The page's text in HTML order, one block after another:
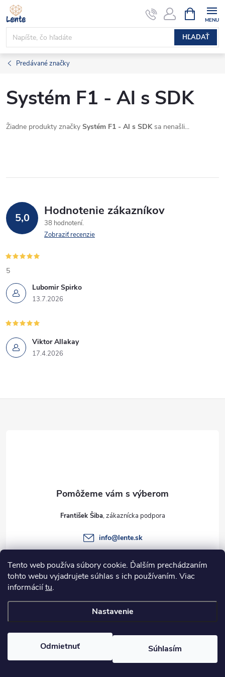
Tento web používa súbory cookie. Ďalším prechádzaním
tohto webu vyjadrujete súhlas s ich používaním. Viac
informáciítu.
Nastavenie
Odmietnuť Súhlasím
Prejsť
na
obsah
HĽADAŤ
KOŠÍK
Predávané značky
Systém F1 - Al s SDK
Žiadne produkty značky Systém F1 - Al s SDKsa nenašli...
5,0 Hodnotenie zákazníkov
38 hodnotení
Zobraziť recenzie
Lubomir Spirko
13.7.2026
5
Viktor Allakay
17.4.2026
e
František Šiba
info@lente.sk
Informácie pre vás
. Všetky práva vyhradené.